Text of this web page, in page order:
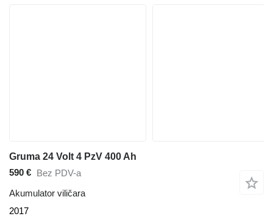
Gruma 24 Volt 4 PzV 400 Ah
590 € Bez PDV-a
Akumulator viličara
2017